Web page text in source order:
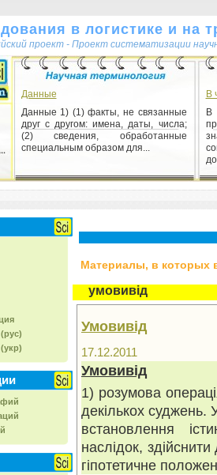
в логистике и на
проект - Проект систематизации
Данные
Данные 1) (1) факты, не связанные
друг с другом: имена, даты, числа;
(2) сведения, обработанные
специальным образом для...
Этика науки
поведение ученых по отношению к:
1) научному знанию (когнитивн...
В
В
Материалы, в которых
умовивід
Умовивід
17.12.2011
Умовивід
1) розумова
декількох суджень.
встановлення
наслідок,
гіпотетичне